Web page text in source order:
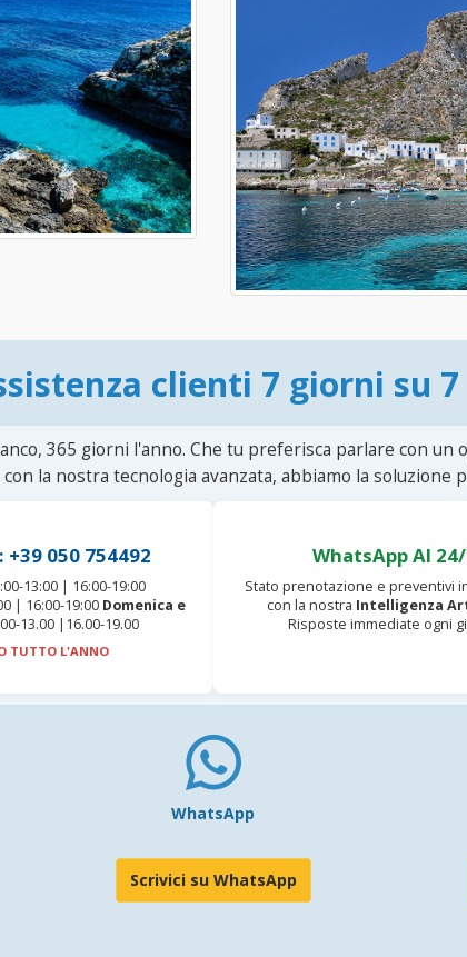
clienti 7 giorni su 7
365 giorni l'anno. Che tu preferisca parlare con un
la nostra tecnologia avanzata, abbiamo la soluzione
050 754492
13:00 | 16:00-19:00
| 16:00-19:00 Domenica e
13.00 |16.00-19.00
TUTTO L'ANNO
WhatsApp AI
Stato prenotazione e preventivi
con la nostra Intelligenza
Risposte immediate ogni
WhatsApp
Scrivici su WhatsApp